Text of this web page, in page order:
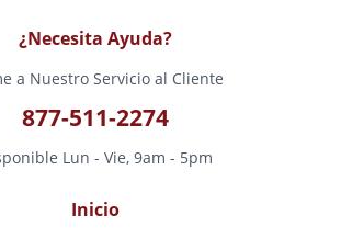
¿Necesita Ayuda?
a Nuestro Servicio al Cliente
877-511-2274
Lun - Vie, 9am - 5pm
Inicio